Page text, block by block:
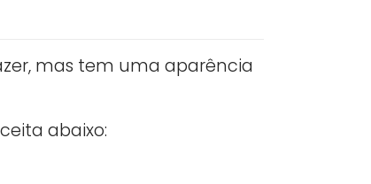
mas tem uma aparência
abaixo: